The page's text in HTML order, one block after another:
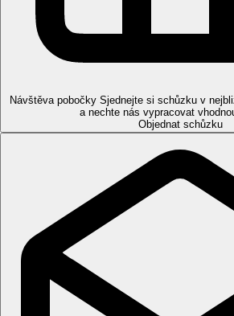
Soukromá písečná pláž přímo u hotelu,
pláž oddělena místní promenádou,
zdarma.
Dětský bazén, dětská postýlka zdarma
Paşa Garden Beach Hotel - Resmi Web
Wellness
Zdarma:
Za poplatek:
Internet
Wifi připojení zdarma ve společných
Návštěva pobočky Sjednejte si schůzku v
a nechte nás vypracovat
Objednat schůzku